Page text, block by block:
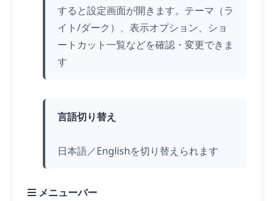
すると設定画面が開きます。テーマ（ラ
イト/ダーク）、表示オプション、ショ
ートカット一覧などを確認・変更できま
す
言語切り替え
日本語／Englishを切り替えられます
メニューバー